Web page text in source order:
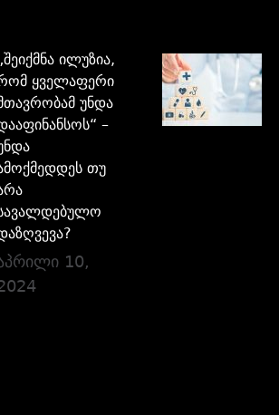
ილუზია,
ყველაფერი
უნდა
–
თუ
10,